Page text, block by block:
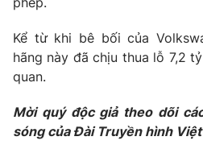
Nhân vật
Khán giả
Giải sao mai
Giải trí
Điện ảnh
Âm nhạc
Sao
Đời sống
Du lịch
Làm đẹp
Tuyển sinh
Kể từ khi bê bối của
hãng này đã chịu thua lỗ 7,2
quan.
Mời quý độc giả theo dõi
sóng của Đài Truyền hình